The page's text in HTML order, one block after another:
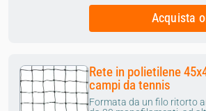
Acquista
Rete in polietilene
campi da tennis
Formata da un filo ritorto